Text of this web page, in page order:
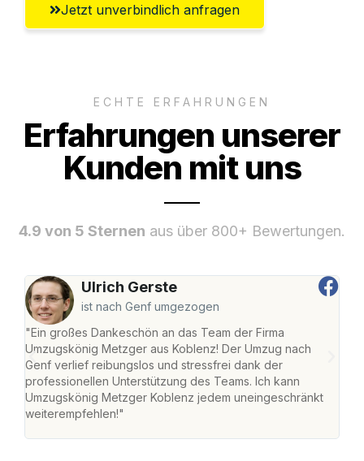
Jetzt unverbindlich anfragen
ECHTE ERFAHRUNGEN
Erfahrungen unserer
Kunden mit uns
4.9 von 5 Sternen aus über 800+ Bewertungen.
Ulrich Gerste
ist nach Genf umgezogen
"Ein großes Dankeschön an das Team der Firma
Umzugskönig Metzger aus Koblenz! Der Umzug nach
Genf verlief reibungslos und stressfrei dank der
professionellen Unterstützung des Teams. Ich kann
Umzugskönig Metzger Koblenz jedem uneingeschränkt
weiterempfehlen!"